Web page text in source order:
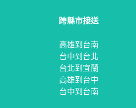
跨縣市接送
高雄到台南
台中到台北
台北到宜蘭
高雄到台中
台中到台南